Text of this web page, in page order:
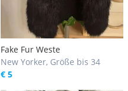
Fake Fur Weste
New Yorker, Größe bis 34
€ 5